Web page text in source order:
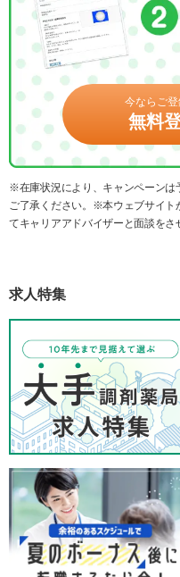
今ならご登
無料
※在庫状況により、キャンペーンは
ご了承ください。※本ウェブサイト
てキャリアアドバイザーと面談をさ
求人特集